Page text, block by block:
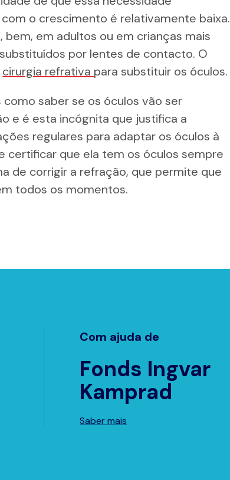
o crescimento é relativamente baixa.
em adultos ou em crianças mais
por lentes de contacto. O
cirurgia refrativa para substituir os óculos.
como saber se os óculos vão ser
e é esta incógnita que justifica a
regulares para adaptar os óculos à
certificar que ela tem os óculos sempre
de corrigir a refração, que permite que
todos os momentos.
Com ajuda de
Fonds Ingvar
Kamprad
Saber mais